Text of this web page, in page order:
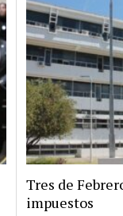
Tres de
impuestos